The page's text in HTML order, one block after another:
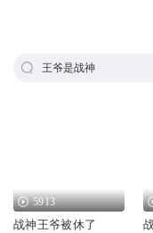
王爷是战神
5913
战神王爷被休了